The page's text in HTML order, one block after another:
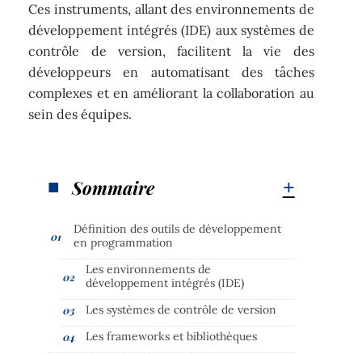
Ces instruments, allant des environnements de
développement intégrés (IDE) aux systèmes de
contrôle de version, facilitent la vie des
développeurs en automatisant des tâches
complexes et en améliorant la collaboration au
sein des équipes.
Sommaire
Définition des outils de développement
en programmation
Les environnements de
développement intégrés (IDE)
Les systèmes de contrôle de version
Les frameworks et bibliothèques